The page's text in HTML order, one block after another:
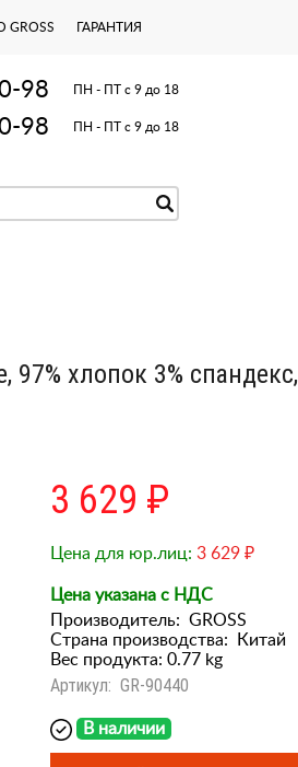
GROSS ГАРАНТИЯ
98 ПН - ПТ с 9 до 18
98 ПН - ПТ с 9 до 18
хлопок 3% спандекс,
3 629 ₽
Цена для юр.лиц: 3 629 ₽
Цена указана с НДС
Производитель: GROSS
Страна производства:
Китай
Вес продукта: 0.77 kg
Артикул: GR-90440
В наличии